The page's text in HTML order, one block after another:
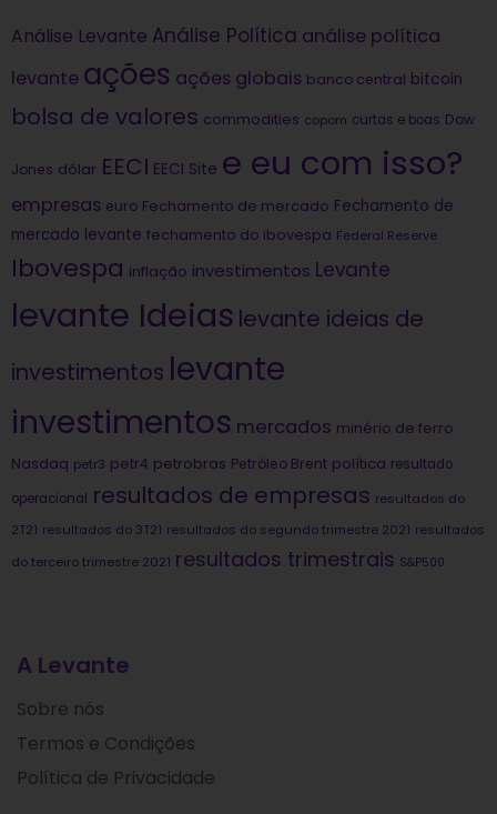
Análise Levante Análise Política análise política
levante ações ações globais banco central bitcoin
bolsa de valores commodities copom curtas e boas Dow
Jones dólar EECI EECI Site e eu com isso?
empresas euro Fechamento de mercado Fechamento de
mercado levante fechamento do ibovespa Federal Reserve
Ibovespa inflação investimentos Levante
levante Ideias levante ideias de
investimentos levante
investimentos mercados minério de ferro
Nasdaq petr3 petr4 petrobras Petróleo Brent política resultado
operacional resultados de empresas resultados do
2T21 resultados do 3T21 resultados do segundo trimestre 2021 resultados
do terceiro trimestre 2021 resultados trimestrais S&P500
A Levante
Sobre nós
Termos e Condições
Política de Privacidade